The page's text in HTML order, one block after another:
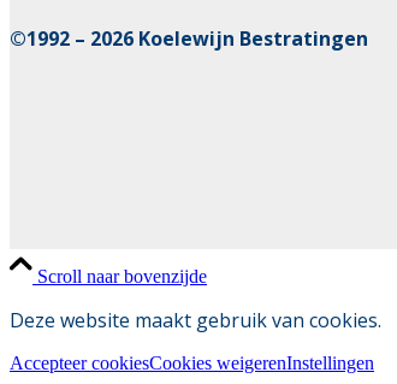
©1992 – 2026 Koelewijn Bestratingen
Scroll naar bovenzijde
Deze website maakt gebruik van cookies.
Accepteer cookiesCookies weigerenInstellingen